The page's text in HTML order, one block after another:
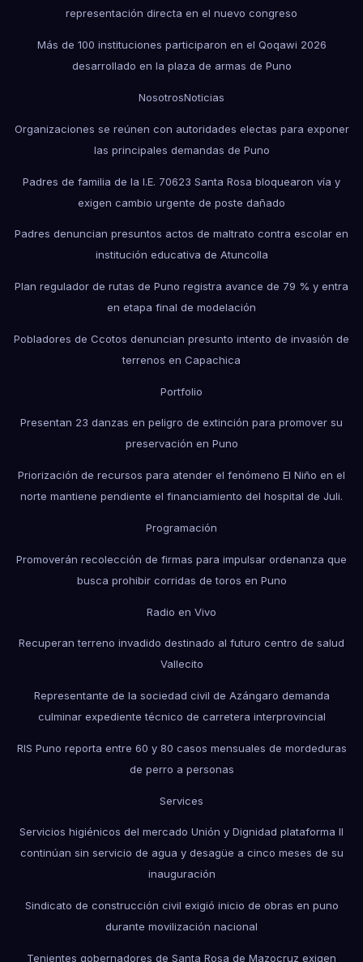
representación directa en el nuevo congreso
Más de 100 instituciones participaron en el Qoqawi 2026
desarrollado en la plaza de armas de Puno
NosotrosNoticias
Organizaciones se reúnen con autoridades electas para exponer
las principales demandas de Puno
Padres de familia de la I.E. 70623 Santa Rosa bloquearon vía y
exigen cambio urgente de poste dañado
Padres denuncian presuntos actos de maltrato contra escolar en
institución educativa de Atuncolla
Plan regulador de rutas de Puno registra avance de 79 % y entra
en etapa final de modelación
Pobladores de Ccotos denuncian presunto intento de invasión de
terrenos en Capachica
Portfolio
Presentan 23 danzas en peligro de extinción para promover su
preservación en Puno
Priorización de recursos para atender el fenómeno El Niño en el
norte mantiene pendiente el financiamiento del hospital de Juli.
Programación
Promoverán recolección de firmas para impulsar ordenanza que
busca prohibir corridas de toros en Puno
Radio en Vivo
Recuperan terreno invadido destinado al futuro centro de salud
Vallecito
Representante de la sociedad civil de Azángaro demanda
culminar expediente técnico de carretera interprovincial
RIS Puno reporta entre 60 y 80 casos mensuales de mordeduras
de perro a personas
Services
Servicios higiénicos del mercado Unión y Dignidad plataforma II
continúan sin servicio de agua y desagüe a cinco meses de su
inauguración
Sindicato de construcción civil exigió inicio de obras en puno
durante movilización nacional
Tenientes gobernadores de Santa Rosa de Mazocruz exigen